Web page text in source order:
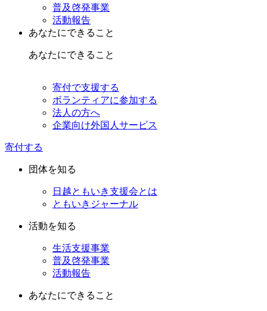
普及啓発事業
活動報告
あなたにできること
あなたにできること
寄付で支援する
ボランティアに参加する
法人の方へ
企業向け外国人サービス
寄付する
団体を知る
日越ともいき支援会とは
ともいきジャーナル
活動を知る
生活支援事業
普及啓発事業
活動報告
あなたにできること